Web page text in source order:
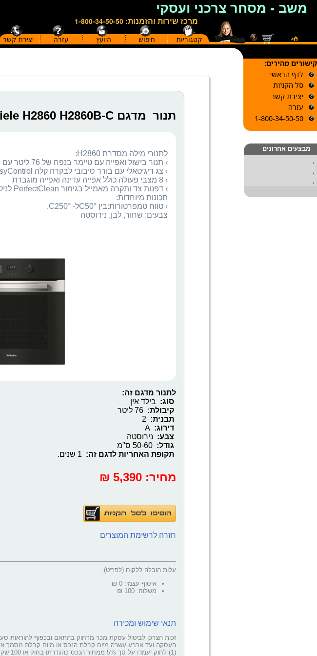
משב - מסחר צרכני ועסקי
מרכז שירות והזמנות: 1-800-34-50-50
קטגוריות חיפוש היועץ עזרה יצירת קשר
קישורים מהירים:
לדף הראשי
סל הקניות
יצירת קשר
עזרה
1-800-34-50-50
מבצעים אחרונים
תנור מדגם Miele H2860 H2860B-C
צבעים: שחור, לבן, נירוסטה
לתנור מדגם זה:
סוג: בילד אין
קיבולת: 76 ליטר
תבנית:
דירוג: A
צבע: נירוסטה
גודל: 50-60 ס"מ
תקופת האחריות לדגם זה:
מחיר:‎5,390 ₪
חזרה לרשימת המוצרים
עלות הובלה ללקוח (לפריט):
איסוף עצמי: 0 ₪
משלוח: 100 ₪
תנאי שימוש ומכירה
(1) לחוק יעמדו על סך 5% ממחיר הנכס כהגדרתו בחוק או 100 שקלים חדשים, לפי הנמוך מביניהם.